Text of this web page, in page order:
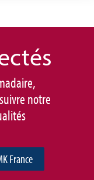
tés
notre
France